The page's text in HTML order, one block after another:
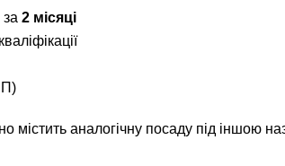
2 місяці
аналогічну посаду під іншою